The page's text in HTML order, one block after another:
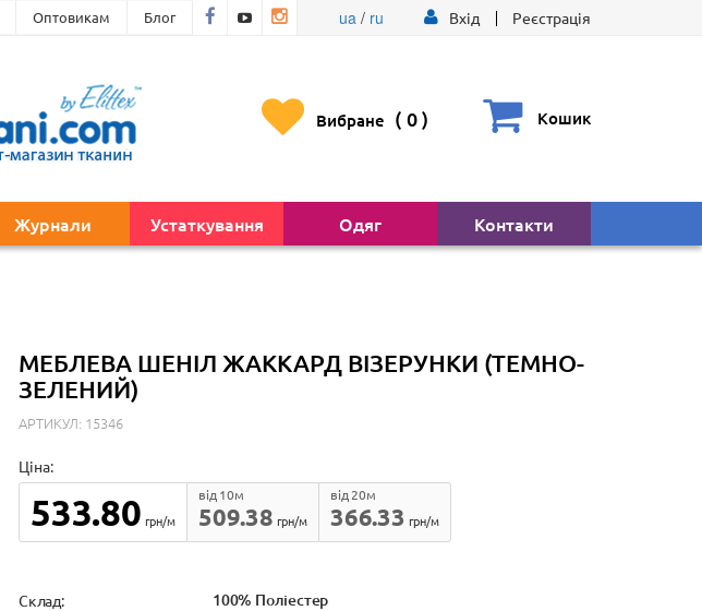
Оптовикам Блог ua/ ru Вхід Реєстрація
Вибране ( 0) Кошик
Журнали Устаткування Одяг Контакти
МЕБЛЕВА ШЕНІЛ ЖАККАРД ВІЗЕРУНКИ (ТЕМНО-
ЗЕЛЕНИЙ)
АРТИКУЛ: 15346
Ціна:
533.80 грн/м 509.38
від 10м
грн/м
366.33
від 20м
грн/м
Cклад: 100% Поліестер